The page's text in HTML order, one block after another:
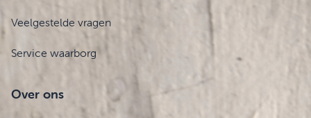
Veelgestelde vragen
Service waarborg
Over ons